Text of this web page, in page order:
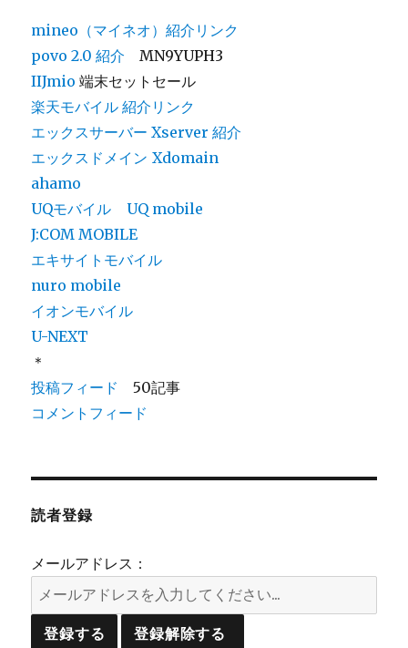
mineo（マイネオ）紹介リンク
povo 2.0 紹介 MN9YUPH3
IIJmio 端末セットセール
楽天モバイル 紹介リンク
エックスサーバー Xserver 紹介
エックスドメイン Xdomain
ahamo
UQモバイル
UQ mobile
J:COM MOBILE
エキサイトモバイル
nuro mobile
イオンモバイル
U-NEXT
＊
投稿フィード
50記事
コメントフィード
読者登録
メールアドレス：